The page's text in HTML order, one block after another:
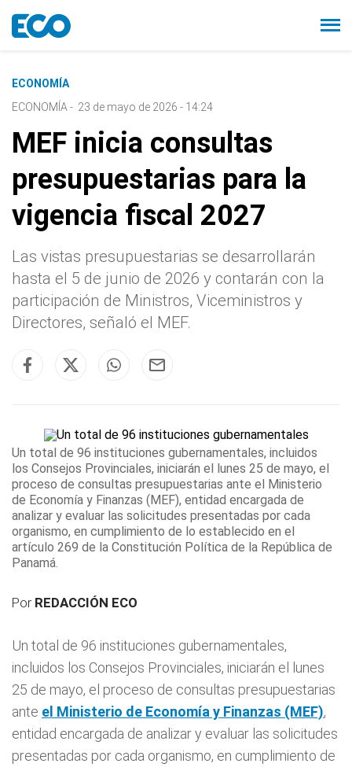
ECONOMÍA
ECONOMÍA - 23 de mayo de 2026 - 14:24
MEF inicia consultas
presupuestarias para la
vigencia fiscal 2027
Las vistas presupuestarias se desarrollarán
hasta el 5 de junio de 2026 y contarán con la
participación de Ministros, Viceministros y
Directores, señaló el MEF.
Un total de 96 instituciones gubernamentales, incluidos
los Consejos Provinciales, iniciarán el lunes 25 de mayo, el
proceso de consultas presupuestarias ante el Ministerio
de Economía y Finanzas (MEF), entidad encargada de
analizar y evaluar las solicitudes presentadas por cada
organismo, en cumplimiento de lo establecido en el
artículo 269 de la Constitución Política de la República de
Panamá.
Por REDACCIÓN ECO
Un total de 96 instituciones gubernamentales,
incluidos los Consejos Provinciales, iniciarán el lunes
25 de mayo, el proceso de consultas presupuestarias
ante el Ministerio de Economía y Finanzas (MEF),
entidad encargada de analizar y evaluar las solicitudes
presentadas por cada organismo, en cumplimiento de